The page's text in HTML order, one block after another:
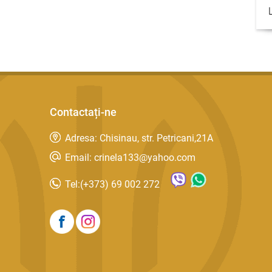
Contactați-ne
Adresa: Chisinau, str. Petricani,21A
Email: crinela133@yahoo.com
Tel:(+373) 69 002 272